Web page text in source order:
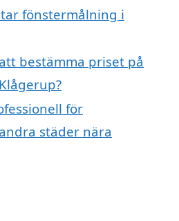
fönstermålning i
bestämma priset på
för
städer nära